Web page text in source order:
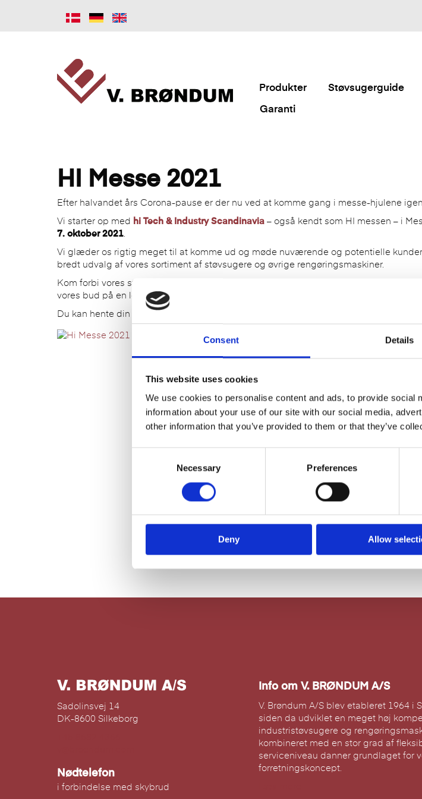
Consent Details
This website uses cookies
We use cookies to personalise content and ads, to provide
information about your use of our site with our social media,
other information that you’ve provided to them or that they’ve
e
e
Necessary Preferences
Deny Allow
Produkter Støvsugerguide
Garanti
HI Messe 2021
Efter halvandet års Corona-pause er der nu ved at komme gang i messe-hjulene
Vi starter op med hi Tech & Industry Scandinavia – også kendt som HI messen – i
7. oktober 2021
Vi glæder os rigtig meget til at komme ud og møde nuværende og potentielle
bredt udvalg af vores sortiment af støvsugere og øvrige rengøringsmaskiner.
Kom forbi vores stand
vores bud på en løsning specielt til jeres virksomhed.
Du kan hente din billet
Sadolinsvej 14
DK-8600 Silkeborg
Nødtelefon
i forbindelse med skybrud
Info om V. BRØNDUM A/S
V. Brøndum A/S blev etableret 1964 i
siden da udviklet en meget høj
industristøvsugere og
kombineret med en stor grad af
serviceniveau danner grundlaget for
forretningskoncept.